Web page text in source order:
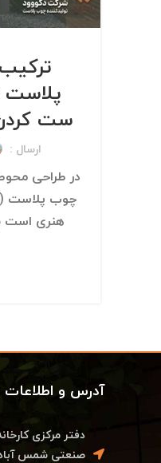
پلاست
ست
ارسال :
در طراحی
هنری است
آدرس و